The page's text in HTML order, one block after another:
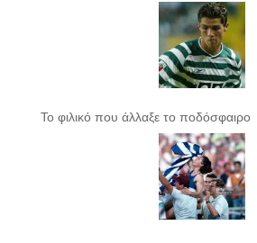
Το φιλικό που άλλαξε το ποδόσφαιρο